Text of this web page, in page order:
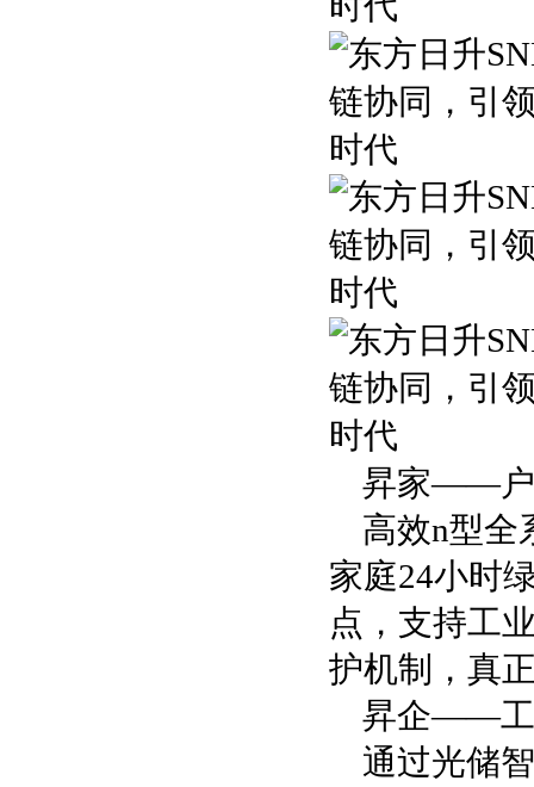
昇家——户
高效n型全
家庭24小时
点，支持工
护机制，真
昇企——工
通过光储